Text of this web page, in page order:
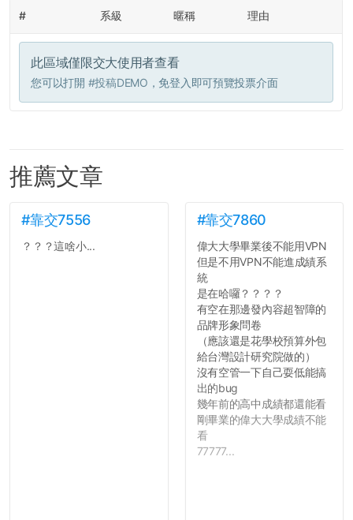
# 系級 暱稱 理由
此區域僅限交大使用者查看
您可以打開 #投稿DEMO ，免登入即可預覽投票介面
推薦文章
#靠交7556
？？？這啥小...
#靠交7860
偉大大學畢業後不能用VPN
但是不用VPN不能進成績系
統
是在哈囉？？？？
有空在那邊發內容超智障的
品牌形象問卷
（應該還是花學校預算外包
給台灣設計研究院做的）
沒有空管一下自己耍低能搞
出的bug
幾年前的高中成績都還能看
剛畢業的偉大大學成績不能
看
77777...